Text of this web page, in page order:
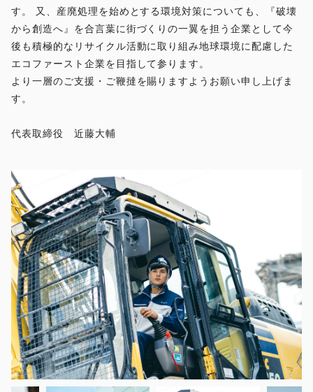
す。 又、産廃処理を始めとする環境対策についても、『破壊
から創造へ』を合言葉に街づくりの一翼を担う企業として今
後も積極的なリサイクル活動に取り組み地球環境に配慮した
エコファースト企業を目指して参ります。
より一層のご支援・ご鞭撻を賜りますようお願い申し上げま
す。
代表取締役 近藤大輔